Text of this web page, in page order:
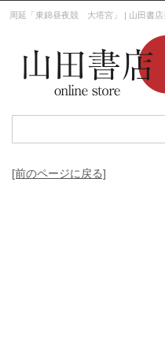
周延「東錦昼夜競 大塔宮」 | 山田書店
[前のページに戻る]